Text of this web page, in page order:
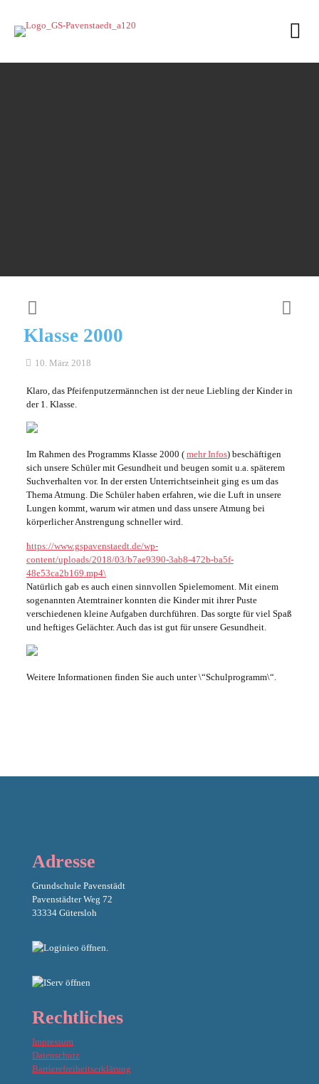
Klasse 2000
10. März 2018
Klaro, das Pfeifenputzermännchen ist der neue Liebling der Kinder in
der 1. Klasse.
Im Rahmen des Programms Klasse 2000 ( mehr Infos) beschäftigen
sich unsere Schüler mit Gesundheit und beugen somit u.a. späterem
Suchverhalten vor. In der ersten Unterrichtseinheit ging es um das
Thema Atmung. Die Schüler haben erfahren, wie die Luft in unsere
Lungen kommt, warum wir atmen und dass unsere Atmung bei
körperlicher Anstrengung schneller wird.
https://www.gspavenstaedt.de/wp-
content/uploads/2018/03/b7ae9390-3ab8-472b-ba5f-
48e53ca2b169.mp4\
Natürlich gab es auch einen sinnvollen Spielemoment. Mit einem
sogenannten Atemtrainer konnten die Kinder mit ihrer Puste
verschiedenen kleine Aufgaben durchführen. Das sorgte für viel Spaß
und heftiges Gelächter. Auch das ist gut für unsere Gesundheit.
Weitere Informationen finden Sie auch unter \“Schulprogramm\“.
Adresse
Grundschule Pavenstädt
Pavenstädter Weg 72
33334 Gütersloh
Rechtliches
Impressum
Datenschutz
Barrierefreiheitserklärung